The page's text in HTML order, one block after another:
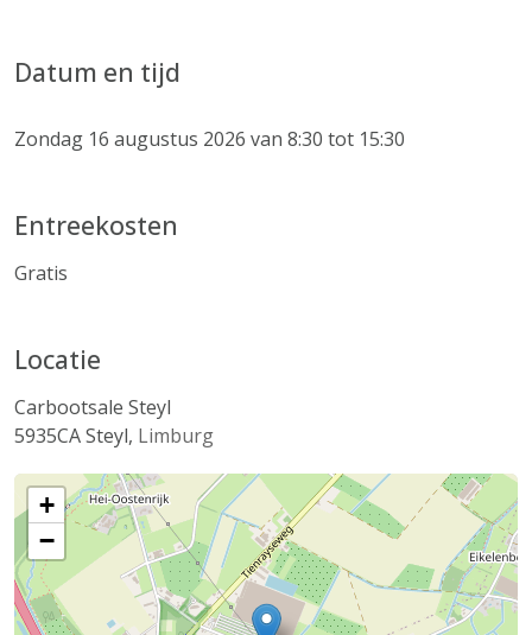
Datum en tijd
Zondag 16 augustus 2026 van 8:30 tot 15:30
Entreekosten
Gratis
Locatie
Carbootsale Steyl
5935CASteyl, Limburg
+
−